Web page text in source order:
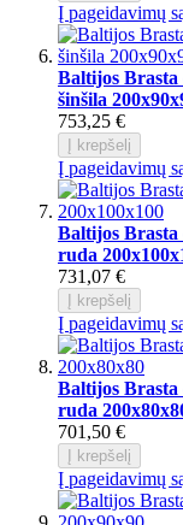
Į pageidavimų
Baltijos Brasta
šinšila
753,25 €
Į krepšelį
Į pageidavimų
Baltijos
ruda
731,07 €
Į krepšelį
Į pageidavimų
Baltijos
ruda
701,50 €
Į krepšelį
Į pageidavimų